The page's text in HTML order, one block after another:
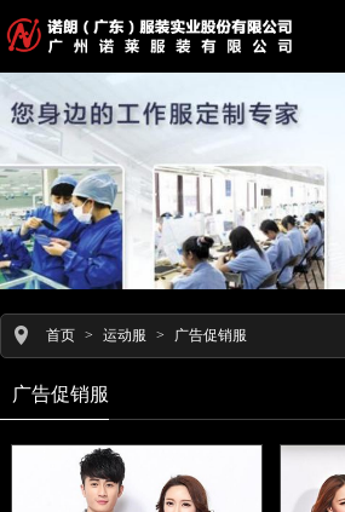
首页 > 运动服 > 广告促销服
广告促销服